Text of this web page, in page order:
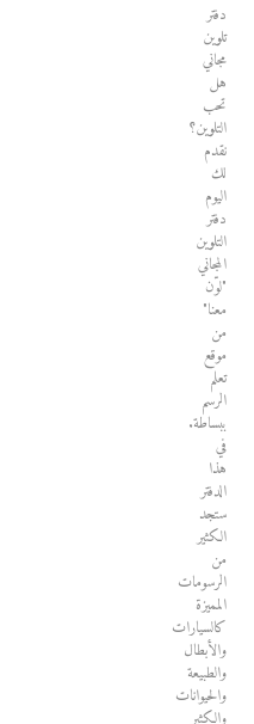
دفتر
تلوين
مجاني
هل
تحب
التلوين؟
نقدم
لك
اليوم
دفتر
التلوين
المجاني
"لوّن
معنا"
من
موقع
تعلم
الرسم
ببساطة.
في
هذا
الدفتر
ستجد
الكثير
من
الرسومات
المميزة
كالسيارات
والأبطال
والطبيعة
والحيوانات